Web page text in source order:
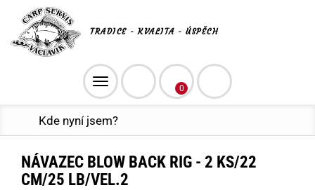
TRADICE - KVALITA - ÚSPĚCH
Toggle
navigation
0
Kde nyní jsem?
NÁVAZEC BLOW BACK RIG - 2 KS/22
CM/25 LB/VEL.2